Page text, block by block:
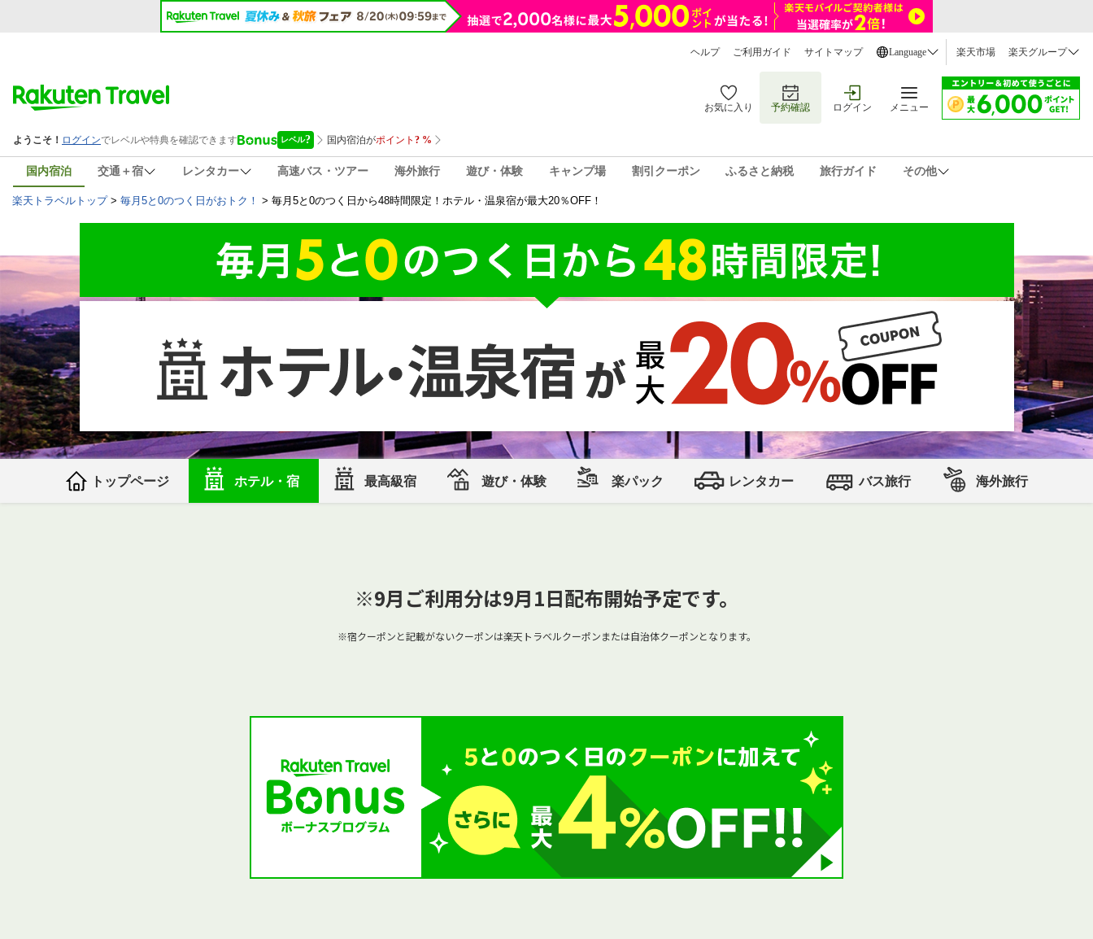
ヘルプ ご利用ガイド サイトマップ Language 楽天市場 楽天グループ
お気に入り 予約確認 ログイン メニュー
国内宿泊 交通＋宿 レンタカー 高速バス・ツアー 海外旅行 遊び・体験 キャンプ場 割引クーポン ふるさと納税 旅行ガイド その他
楽天トラベルトップ> 毎月5と0のつく日がおトク！ > 毎月5と0のつく日から48時間限定！ホテル・温泉宿が最大20％OFF！
トップページ ホテル・宿 最高級宿 遊び・体験 楽パック レンタカー バス旅行 海外旅行
※9月ご利用分は9月1日配布開始予定です。
※宿クーポンと記載がないクーポンは楽天トラベルクーポンまたは自治体クーポンとなります。